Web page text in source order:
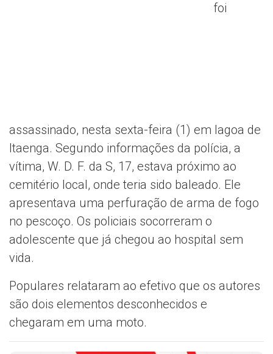
foi
assassinado, nesta sexta-feira (1) em lagoa de
Itaenga. Segundo informações da polícia, a
vítima, W. D. F. da S, 17, estava próximo ao
cemitério local, onde teria sido baleado. Ele
apresentava uma perfuração de arma de fogo
no pescoço. Os policiais socorreram o
adolescente que já chegou ao hospital sem
vida.
Populares relataram ao efetivo que os autores
são dois elementos desconhecidos e
chegaram em uma moto.